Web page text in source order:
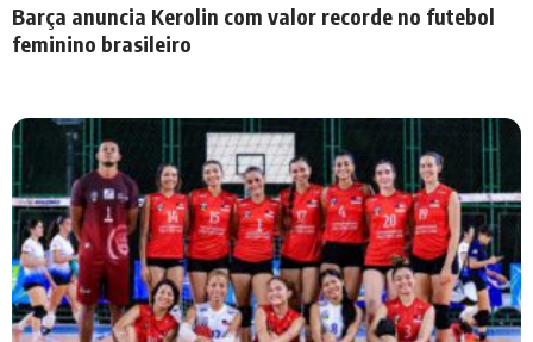
Barça anuncia Kerolin com valor recorde no futebol
feminino brasileiro